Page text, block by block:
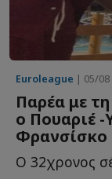
Euroleague | 05/08
Παρέα με
ο Πουαριέ
Φρανσίσκo